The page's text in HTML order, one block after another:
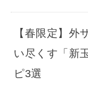
【春限定】外
い尽くす「新
ピ3選